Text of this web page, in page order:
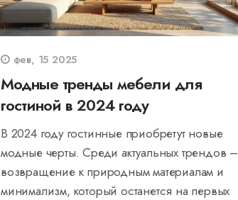
фев, 15 2025
Модные тренды мебели для
гостиной в 2024 году
В 2024 году гостинные приобретут новые
модные черты. Среди актуальных трендов –
возвращение к природным материалам и
минимализм, который останется на первых